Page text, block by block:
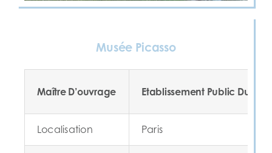
Musée Picasso
Maître D’ouvrage Etablissement Public Du
Localisation Paris